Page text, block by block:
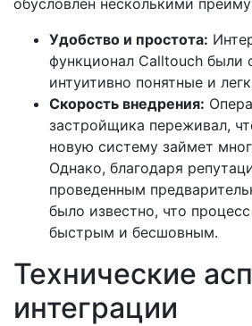
обусловлен несколькими
Удобство и простота:
функционал Calltouch были
интуитивно понятные и
Скорость внедрения:
застройщика переживал,
новую систему займет
Однако, благодаря
проведенным
было известно, что
быстрым и бесшовным.
Технические
интеграции